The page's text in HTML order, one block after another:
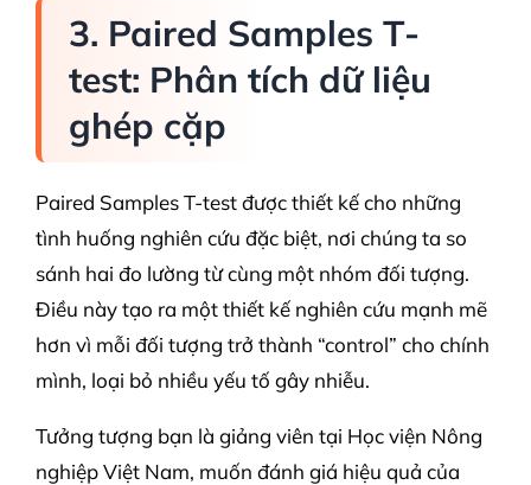
3. Paired Samples T-
test: Phân tích dữ liệu
ghép cặp
Paired Samples T-test được thiết kế cho những
tình huống nghiên cứu đặc biệt, nơi chúng ta so
sánh hai đo lường từ cùng một nhóm đối tượng.
Điều này tạo ra một thiết kế nghiên cứu mạnh mẽ
hơn vì mỗi đối tượng trở thành “control” cho chính
mình, loại bỏ nhiều yếu tố gây nhiễu.
Tưởng tượng bạn là giảng viên tại Học viện Nông
nghiệp Việt Nam, muốn đánh giá hiệu quả của